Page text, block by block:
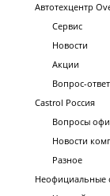
Автотехцентр
Сервис
Новости
Акции
Вопрос-ответ
Castrol Россия
Вопросы
Новости
Разное
Неофициальные